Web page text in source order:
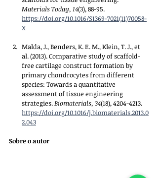
Materials Today, 14(3), 88-95.
https://doi.org/10.1016/S1369-7021(11)70058-
X
Malda, J., Benders, K. E. M., Klein, T. J., et
al. (2013). Comparative study of scaffold-
free cartilage construct formation by
primary chondrocytes from different
species: Towards a quantitative
assessment of tissue engineering
strategies. Biomaterials, 34(18), 4204-4213.
https://doi.org/10.1016/j.biomaterials.2013.0
2.043
Sobre o autor